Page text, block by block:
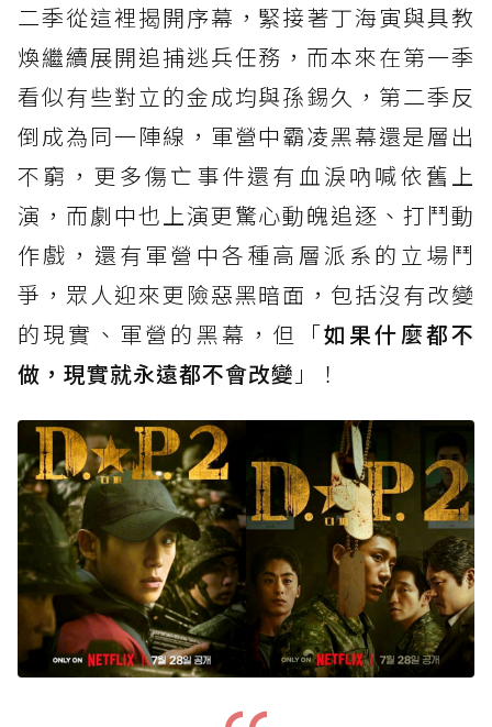
二季從這裡揭開序幕，緊接著丁海寅與具教
煥繼續展開追捕逃兵任務，而本來在第一季
看似有些對立的金成均與孫錫久，第二季反
倒成為同一陣線，軍營中霸凌黑幕還是層出
不窮，更多傷亡事件還有血淚吶喊依舊上
演，而劇中也上演更驚心動魄追逐、打鬥動
作戲，還有軍營中各種高層派系的立場鬥
爭，眾人迎來更險惡黑暗面，包括沒有改變
的現實、軍營的黑幕，但「如果什麼都不
做，現實就永遠都不會改變 」！